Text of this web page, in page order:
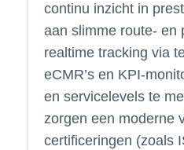
continu inzicht in
aan slimme route- en
realtime tracking via
eCMR’s en KPI-
en servicelevels te
zorgen een moderne
certificeringen (zoals